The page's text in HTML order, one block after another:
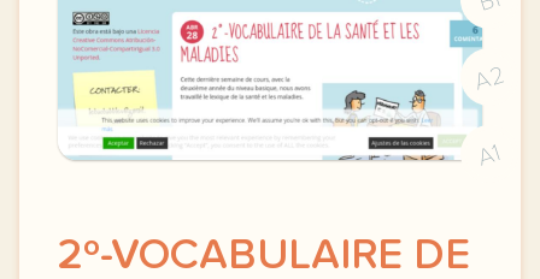
A2
A1
2º-VOCABULAIRE DE